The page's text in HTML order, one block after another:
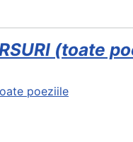
(toate
poeziile